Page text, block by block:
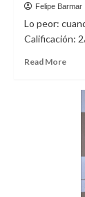
Felipe Barmar
Lo peor:
Calificación:
Read MoreRead